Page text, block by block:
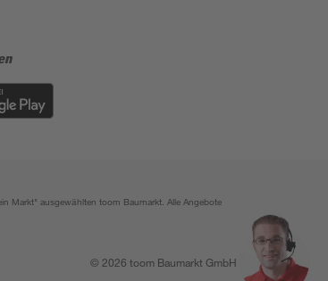
Markt" ausgewählten toom Baumarkt. Alle Angebote
© 2026 toom Baumarkt GmbH